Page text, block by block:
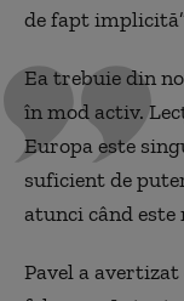
de fapt
Ea trebuie din
în mod activ.
Europa este
suficient de
atunci când este
Pavel a